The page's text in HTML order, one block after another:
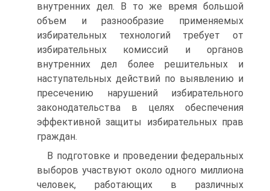
внутренних дел. В то же время большой
объем и разнообразие применяемых
избирательных технологий требует от
избирательных комиссий и органов
внутренних дел более решительных и
наступательных действий по выявлению и
пресечению нарушений избирательного
законодательства в целях обеспечения
эффективной защиты избирательных прав
граждан.
В подготовке и проведении федеральных
выборов участвуют около одного миллиона
человек, работающих в различных